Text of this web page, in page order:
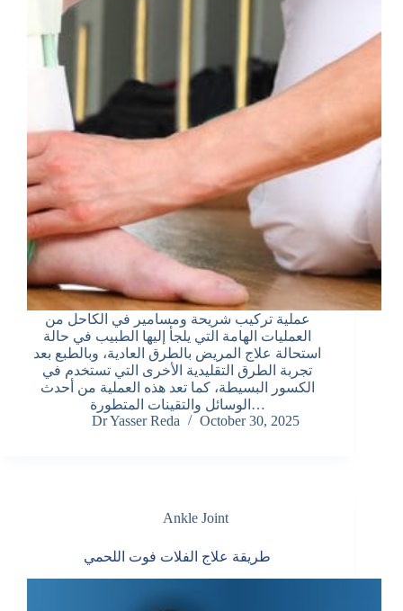
عملية تركيب شريحة ومسامير في الكاحل من
العمليات الهامة التي يلجأ إليها الطبيب في حالة
استحالة علاج المريض بالطرق العادية، وبالطبع بعد
تجربة الطرق التقليدية الأخرى التي تستخدم في
الكسور البسيطة، كما تعد هذه العملية من أحدث
الوسائل والتقينات المتطورة…
Dr Yasser Reda
October 30, 2025
Ankle Joint
طريقة علاج الفلات فوت اللحمي